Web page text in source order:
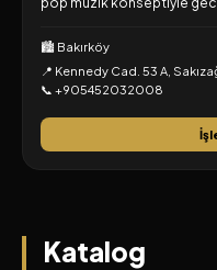
🏙️ Bakırköy
📍 Kennedy Cad. 53 A,
📞 +905452032008
Katalog